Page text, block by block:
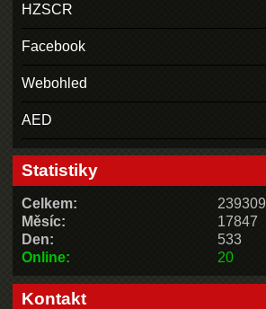
HZSCR
Facebook
Webohled
AED
Statistiky
Online: 20
Celkem:
239309
Měsíc:
17847
Den:
533
Kontakt